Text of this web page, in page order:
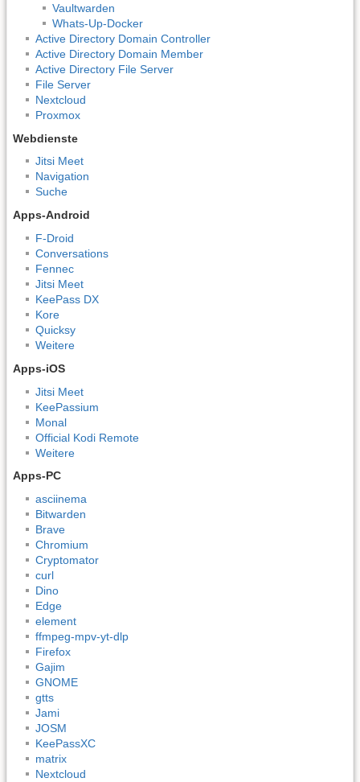
Vaultwarden
Whats-Up-Docker
Active Directory Domain Controller
Active Directory Domain Member
Active Directory File Server
File Server
Nextcloud
Proxmox
Webdienste
Jitsi Meet
Navigation
Suche
Apps-Android
F-Droid
Conversations
Fennec
Jitsi Meet
KeePass DX
Kore
Quicksy
Weitere
Apps-iOS
Jitsi Meet
KeePassium
Monal
Official Kodi Remote
Weitere
Apps-PC
asciinema
Bitwarden
Brave
Chromium
Cryptomator
curl
Dino
Edge
element
ffmpeg-mpv-yt-dlp
Firefox
Gajim
GNOME
gtts
Jami
JOSM
KeePassXC
matrix
Nextcloud